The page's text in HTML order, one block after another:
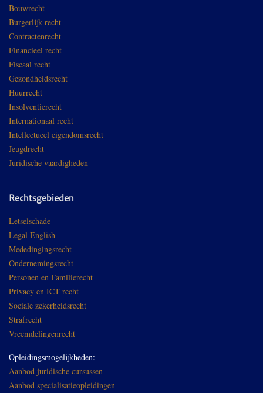
Bouwrecht
Burgerlijk recht
Contractenrecht
Financieel recht
Fiscaal recht
Gezondheidsrecht
Huurrecht
Insolventierecht
Internationaal recht
Intellectueel eigendomsrecht
Jeugdrecht
Juridische vaardigheden
Rechtsgebieden
Letselschade
Legal English
Mededingingsrecht
Ondernemingsrecht
Personen en Familierecht
Privacy en ICT recht
Sociale zekerheidsrecht
Strafrecht
Vreemdelingenrecht
Opleidingsmogelijkheden:
Aanbod juridische cursussen
Aanbod specialisatieopleidingen